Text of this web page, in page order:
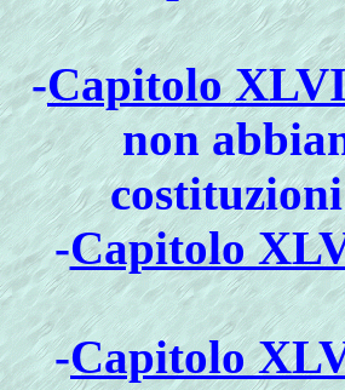
-Capitolo
non
-Capitolo
-Capitolo